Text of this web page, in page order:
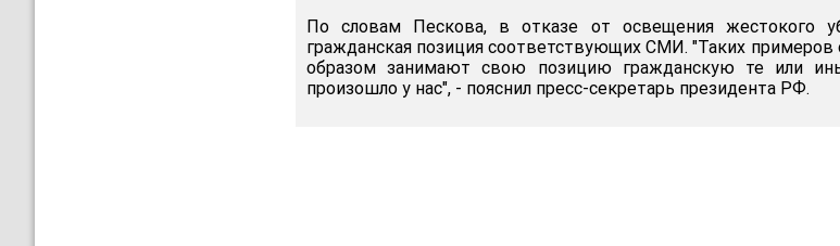
По словам Пескова, в отказе от освещения жестокого
гражданская позиция соответствующих СМИ. "Таких примеров
образом занимают свою позицию гражданскую те или
произошло у нас", - пояснил пресс-секретарь президента РФ.